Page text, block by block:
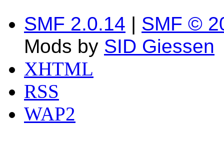
SMF 2.0.14 | SMF ©
Mods by SID Giessen
XHTML
RSS
WAP2